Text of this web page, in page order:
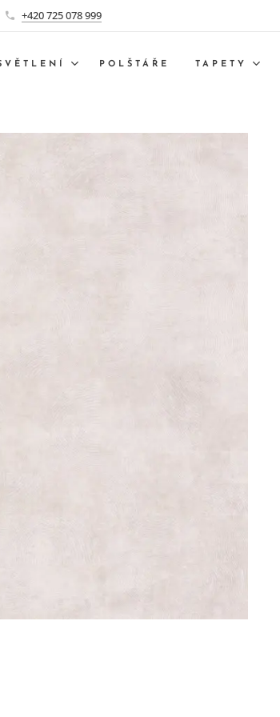
+420 725 078 999
POLŠTÁŘE TAPETY